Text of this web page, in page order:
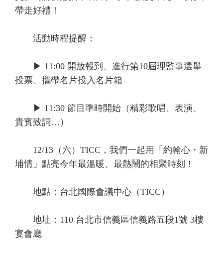
帶走好禮！
活動時程提醒：
▶ 11:00 開放報到、進行第10屆理監事選舉
投票、攜帶名片投入名片箱
▶ 11:30 節目準時開始（精彩歌唱、表演、
貴賓致詞…）
12/13（六）TICC，我們一起用「約翰心・新
埔情」點亮今年最溫暖、最熱鬧的相聚時刻！
地點：台北國際會議中心（TICC）
地址：110 台北市信義區信義路五段1號 3樓
宴會廳